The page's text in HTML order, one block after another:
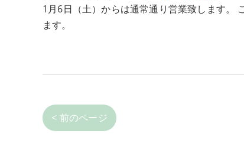
1月6日（土）からは通常通り営業致します。
ます。
< 前のページ